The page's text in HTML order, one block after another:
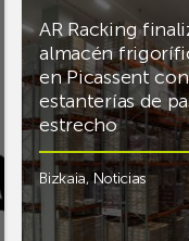
AR Racking
almacén
en Picassent con
estanterías de
estrecho
Bizkaia,Noticias